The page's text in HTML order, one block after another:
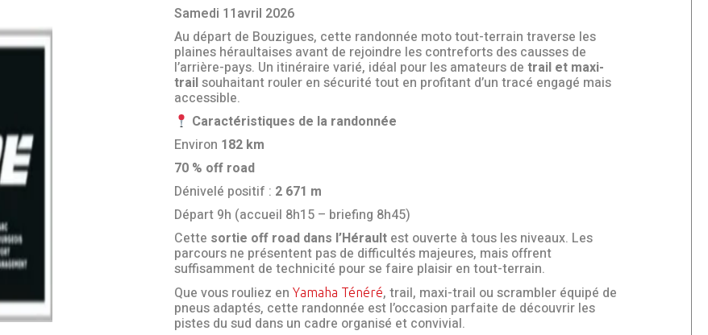
Samedi 11avril 2026
Au départ de Bouzigues, cette randonnée moto tout-terrain traverse les
plaines héraultaises avant de rejoindre les contreforts des causses de
l’arrière-pays. Un itinéraire varié, idéal pour les amateurs de trail et maxi-
trailsouhaitant rouler en sécurité tout en profitant d’un tracé engagé mais
accessible.
Caractéristiques de la randonnée
Environ 182 km
70 % off road
Dénivelé positif : 2 671 m
Départ 9h (accueil 8h15 – briefing 8h45)
Cette sortie off road dans l’Hérault est ouverte à tous les niveaux. Les
parcours ne présentent pas de difficultés majeures, mais offrent
suffisamment de technicité pour se faire plaisir en tout-terrain.
Que vous rouliez en Yamaha Ténéré, trail, maxi-trail ou scrambler équipé de
pneus adaptés, cette randonnée est l’occasion parfaite de découvrir les
pistes du sud dans un cadre organisé et convivial.